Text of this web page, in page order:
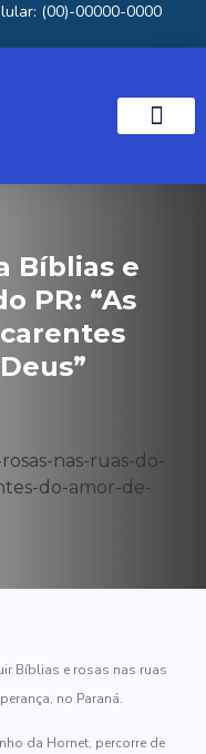
(00)-00000-0000
Bíblias e
PR: “As
Bíblias e rosas nas ruas
no Paraná.
da Hornet, percorre de